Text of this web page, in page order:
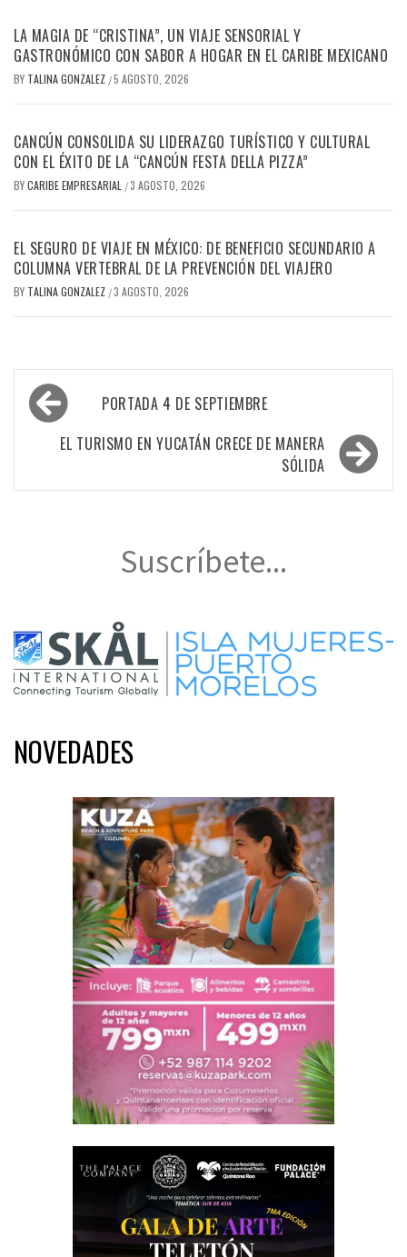
LA MAGIA DE “CRISTINA”, UN VIAJE SENSORIAL Y
GASTRONÓMICO CON SABOR A HOGAR EN EL CARIBE MEXICANO
BY TALINA GONZALEZ /5 AGOSTO, 2026
CANCÚN CONSOLIDA SU LIDERAZGO TURÍSTICO Y CULTURAL
CON EL ÉXITO DE LA “CANCÚN FESTA DELLA PIZZA”
BYCARIBE EMPRESARIAL /3 AGOSTO, 2026
EL SEGURO DE VIAJE EN MÉXICO: DE BENEFICIO SECUNDARIO A
COLUMNA VERTEBRAL DE LA PREVENCIÓN DEL VIAJERO
BY TALINA GONZALEZ /3 AGOSTO, 2026
Navegación
de
entradas
PORTADA 4 DE SEPTIEMBRE
EL TURISMO EN YUCATÁN CRECE DE MANERA
SÓLIDA
Suscríbete...
NOVEDADES